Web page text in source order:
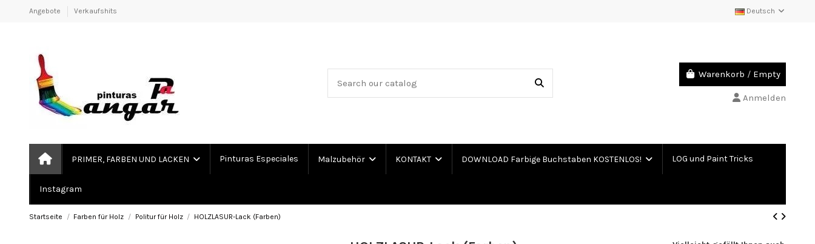
Angebote Verkaufshits Deutsch
Warenkorb / Empty
Anmelden
PRIMER, FARBEN UND LACKEN Pinturas Especiales Malzubehör KONTAKT DOWNLOAD Farbige Buchstaben KOSTENLOS! LOG und Paint Tricks
Instagram
Startseite Farben für Holz Politur für Holz HOLZLASUR-Lack (Farben)